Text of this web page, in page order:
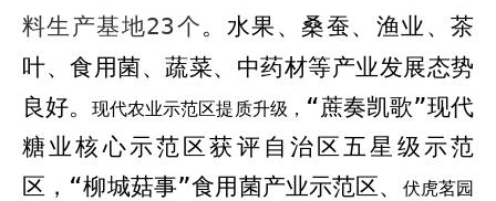
料生产基地23个。水果、桑蚕、渔业、茶
叶、食用菌、蔬菜、中药材等产业发展态势
良好。现代农业示范区提质升级， “蔗奏凯歌”现代
糖业核心示范区获评自治区五星级示范
区 ，“柳城菇事”食用菌产业示范区、
伏虎茗园